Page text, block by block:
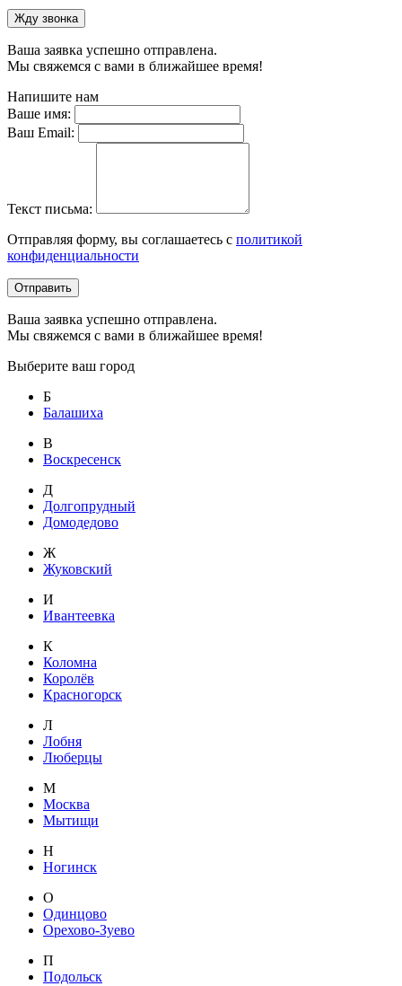
Жду звонка
Ваша заявка успешно отправлена.
Мы свяжемся с вами в ближайшее время!
Напишите нам
Ваше имя:
Ваш Email:
Текст письма:
Отправляя форму, вы соглашаетесь с политикой
конфиденциальности
Отправить
Ваша заявка успешно отправлена.
Мы свяжемся с вами в ближайшее время!
Выберите ваш город
Б
Балашиха
В
Воскресенск
Д
Долгопрудный
Домодедово
Ж
Жуковский
И
Ивантеевка
К
Коломна
Королёв
Красногорск
Л
Лобня
Люберцы
М
Москва
Мытищи
Н
Ногинск
О
Одинцово
Орехово-Зуево
П
Подольск